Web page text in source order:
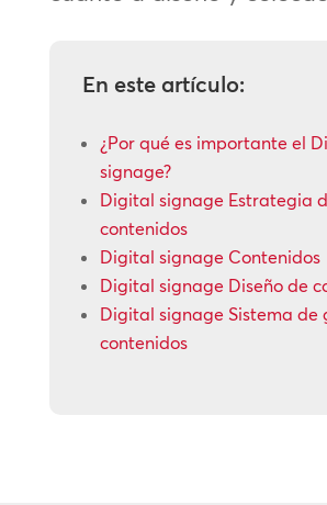
En este artículo:
¿Por qué es importante el
signage?
Digital signage Estrategia
contenidos
Digital signage Contenidos
Digital signage Diseño de
Digital signage Sistema de
contenidos